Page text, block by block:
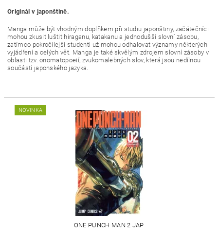
Originál v japonštině.
Manga může být vhodným doplňkem při studiu japonštiny, začátečníci
mohou zkusit luštit hiraganu, katakanu a jednodušší slovní zásobu,
zatímco pokročilejší studenti už mohou odhalovat významy některých
vyjádření a celých vět. Manga je také skvělým zdrojem slovní zásoby v
oblasti tzv. onomatopoeií, zvukomalebných slov, která jsou nedílnou
součástí japonského jazyka.
NOVINKA
ONE PUNCH MAN 2 JAP